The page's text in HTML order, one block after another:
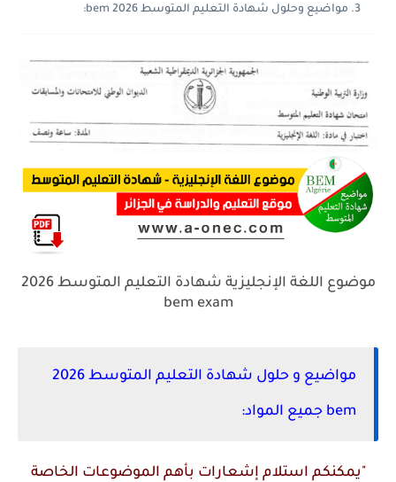
مواضيع وحلول شهادة التعليم المتوسط 2026 bem:
موضوع اللغة الإنجليزية شهادة التعليم المتوسط 2026
bem exam
مواضيع و حلول شهادة التعليم المتوسط 2026
bem جميع المواد:
"يمكنكم استلام إشعارات بأهم الموضوعات الخاصة